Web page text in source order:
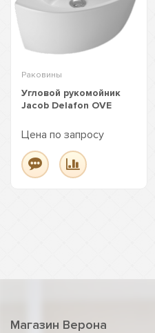
Раковины
Угловой рукомойник
Jacob Delafon OVE
Цена по запросу
Магазин Верона